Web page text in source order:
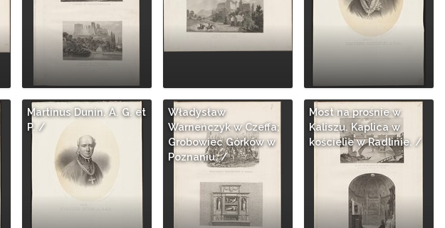
Martinus Dunin. A. G. et
P. /
Władysław
Warneńczyk w Czeffa;
Grobowiec Górków w
Poznaniu. /
Most na prośnie w
Kaliszu. Kaplica w
kościelie w Radlinie. /